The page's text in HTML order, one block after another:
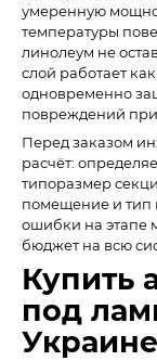
умеренную
температуры
линолеум не
слой работает
одновременно
повреждений при
Перед заказом
расчёт:
типоразмер
помещение и тип
ошибки на этапе
бюджет на всю
Купить
под
Украине